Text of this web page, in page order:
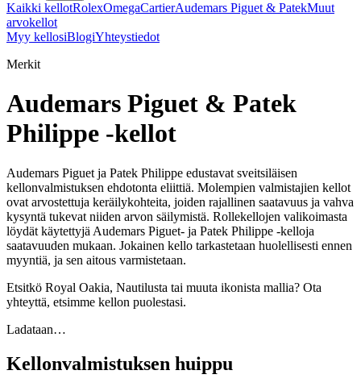
Kaikki kellotRolexOmegaCartierAudemars Piguet & PatekMuut
arvokellot
Myy kellosiBlogiYhteystiedot
Merkit
Audemars Piguet & Patek
Philippe -kellot
Audemars Piguet ja Patek Philippe edustavat sveitsiläisen
kellonvalmistuksen ehdotonta eliittiä. Molempien valmistajien kellot
ovat arvostettuja keräilykohteita, joiden rajallinen saatavuus ja vahva
kysyntä tukevat niiden arvon säilymistä. Rollekellojen valikoimasta
löydät käytettyjä Audemars Piguet- ja Patek Philippe -kelloja
saatavuuden mukaan. Jokainen kello tarkastetaan huolellisesti ennen
myyntiä, ja sen aitous varmistetaan.
Etsitkö Royal Oakia, Nautilusta tai muuta ikonista mallia? Ota
yhteyttä, etsimme kellon puolestasi.
Ladataan…
Kellonvalmistuksen huippu